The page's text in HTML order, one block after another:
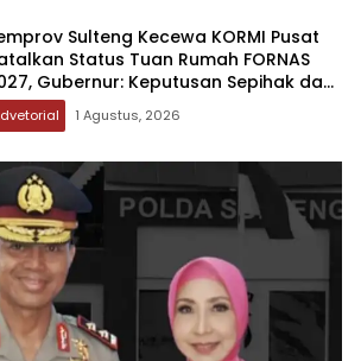
Sulteng Kecewa KORMI Pusat
Status Tuan Rumah FORNAS
Gubernur: Keputusan Sepihak dan
Koordinasi
1 Agustus, 2026